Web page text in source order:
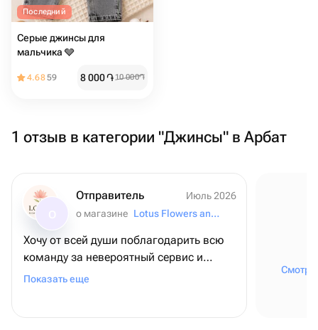
Последний
Серые джинсы для
мальчика 🩶
4.6859 8 000֏10 000֏
1 отзыв в категории "Джинсы" в Арбат
Отправитель
Июль 2026
о магазине
Lotus Flowers and Gifts
Хочу от всей души поблагодарить всю
команду за невероятный сервис и
внимание к деталям! ❤️ Для меня этот
Показать еще